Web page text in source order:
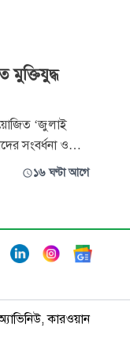
মুক্তিযুদ্ধ
‘জুলাই
সংবর্ধনা ও
গণঅভ্যুত্থান
প্রকাশ করেছে
১৬ ঘণ্টা আগে
কারওয়ান